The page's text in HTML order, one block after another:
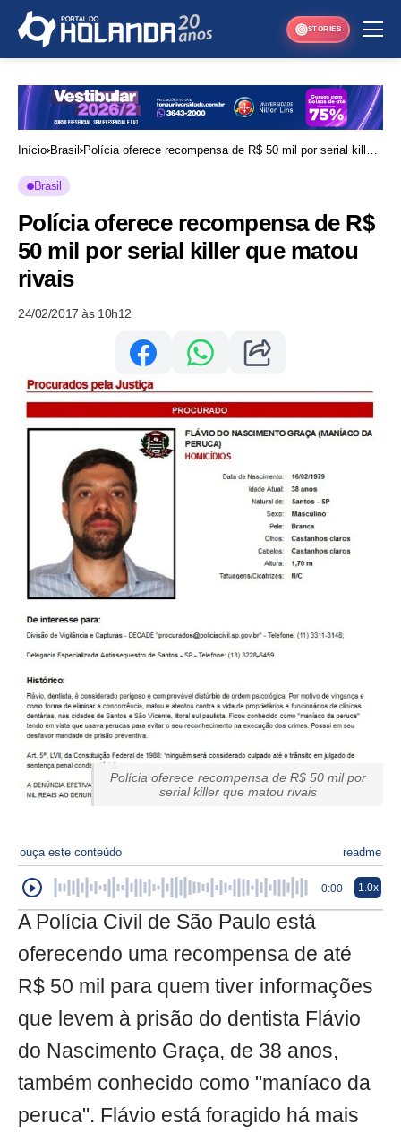
STORIES
Início Brasil
Polícia oferece recompensa de R$ 50 mil por serial killer
Brasil
Polícia oferece recompensa de R$
50 mil por serial killer que matou
rivais
24/02/2017 às 10h12
Polícia oferece recompensa de R$ 50 mil por
serial killer que matou rivais
ouça este conteúdo readme
0:00 1.0x
A Polícia Civil de São Paulo está
oferecendo uma recompensa de até
R$ 50 mil para quem tiver informações
que levem à prisão do dentista Flávio
do Nascimento Graça, de 38 anos,
também conhecido como "maníaco da
peruca". Flávio está foragido há mais